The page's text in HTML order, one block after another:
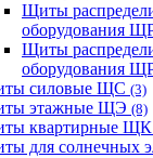
Щиты
оборудования
Щиты
оборудования
силовые ЩС (3)
этажные ЩЭ (8)
квартирные ЩК
для солнечных